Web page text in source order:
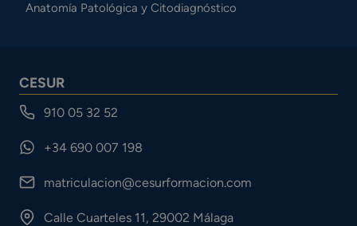
Anatomía Patológica y Citodiagnóstico
CESUR
910 05 32 52
+34 690 007 198
matriculacion@cesurformacion.com
Calle Cuarteles 11, 29002 Málaga